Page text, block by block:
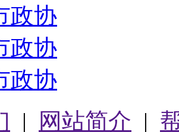
政协
政协
政协
| 网站简介 |